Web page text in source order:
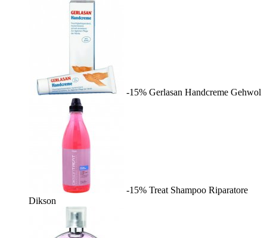
-15% Gerlasan Handcreme Gehwol
-15% Treat Shampoo Riparatore
Dikson